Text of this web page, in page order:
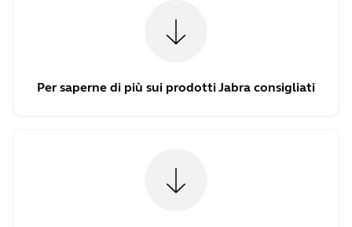
Per saperne di più sui prodotti Jabra consigliati